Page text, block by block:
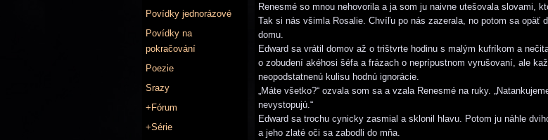
Povídky jednorázové
Povídky na
pokračování
Poezie
Srazy
+Fórum
+Série
Renesmé so mnou nehovorila a ja som ju naivne utešovala slovami,
Tak si nás všimla Rosalie. Chvíľu po nás zazerala, no potom sa opäť
domu.
Edward sa vrátil domov až o trištvrte hodinu s malým kufríkom a
o zobudení akéhosi šéfa a frázach o neprípustnom vyrušovaní, ale
neopodstatnenú kulisu hodnú ignorácie.
„Máte všetko?“ ozvala som sa a vzala Renesmé na ruky.
nevystopujú.“
Edward sa trochu cynicky zasmial a sklonil hlavu. Potom ju náhle
a jeho zlaté oči sa zabodli do mňa.